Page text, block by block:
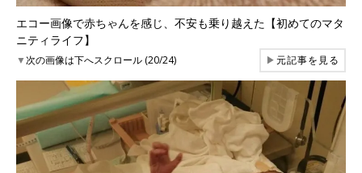
エコー画像で赤ちゃんを感じ、不安も乗り越えた【初めてのマタ
ニティライフ】
▼次の画像は下へスクロール (20/24) ▶元記事を見る